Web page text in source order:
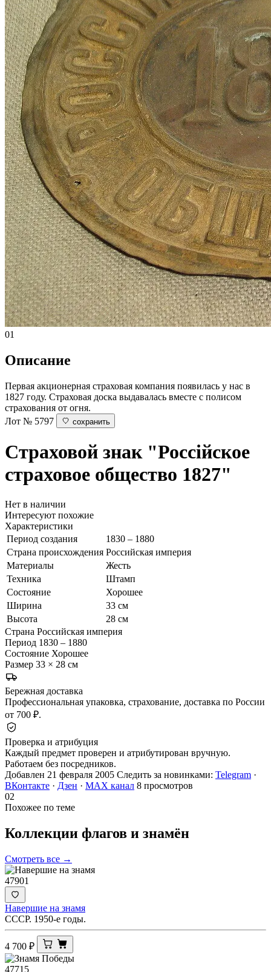
01
Описание
Первая акционерная страховая компания появилась у нас в
1827 году. Страховая доска выдавалась вместе с полисом
страхования от огня.
Лот № 5797
сохранить
Страховой знак "Россiйское
страховое общество 1827"
Нет в наличии
Интересуют похожие
Характеристики
Период создания
1830 – 1880
Страна происхождения Российская империя
Материалы
Жесть
Техника
Штамп
Состояние
Хорошее
Ширина
33 см
Высота
28 см
Страна Российская империя
Период 1830 – 1880
Состояние Хорошее
Размер 33 × 28 см
Бережная доставка
Профессиональная упаковка, страхование, доставка по России
от 700 ₽.
Проверка и атрибуция
Каждый предмет проверен и атрибутирован вручную.
Работаем без посредников.
Добавлен 21 февраля 2005 Следить за новинками: Telegram ·
ВКонтакте · Дзен · MAX канал 8 просмотров
02
Похожее по теме
Коллекции флагов и знамён
Смотреть все →
47901
Навершие на знамя
СССР. 1950-е годы.
4 700 ₽
47715